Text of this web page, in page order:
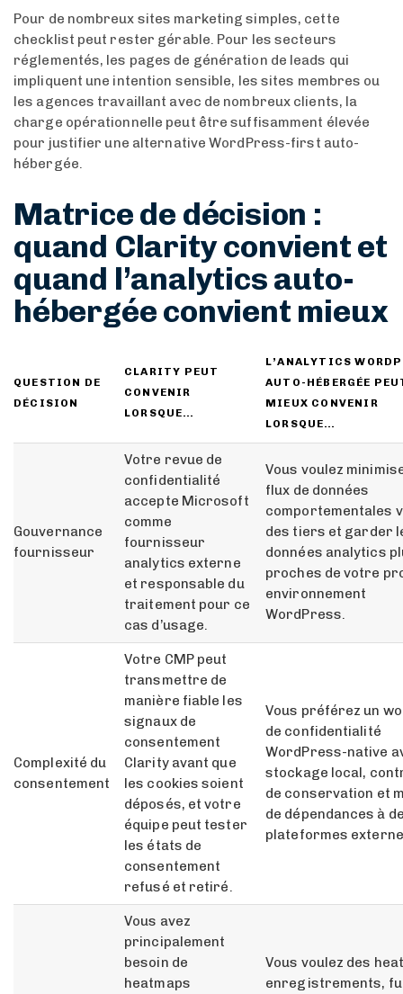
Pour de nombreux sites marketing simples, cette
checklist peut rester gérable. Pour les secteurs
réglementés, les pages de génération de leads qui
impliquent une intention sensible, les sites membres ou
les agences travaillant avec de nombreux clients, la
charge opérationnelle peut être suffisamment élevée
pour justifier une alternative WordPress-first auto-
hébergée.
Matrice de décision :
quand Clarity convient et
quand l’analytics auto-
hébergée convient mieux
QUESTION DE
DÉCISION
CLARITY PEUT
CONVENIR
LORSQUE…
L’ANALYTICS
AUTO-HÉBERGÉE
MIEUX CONVENIR
LORSQUE…
Gouvernance
fournisseur
Votre revue de
confidentialité
accepte Microsoft
comme
fournisseur
analytics externe
et responsable du
traitement pour ce
cas d’usage.
Vous voulez
flux de données
comportementales
des tiers et garder
données analytics
proches de votre
environnement
WordPress.
Complexité du
consentement
Votre CMP peut
transmettre de
manière fiable les
signaux de
consentement
Clarity avant que
les cookies soient
déposés, et votre
équipe peut tester
les états de
consentement
refusé et retiré.
Vous préférez un
de confidentialité
WordPress-native
stockage local,
de conservation et
de dépendances à
plateformes
Vous avez
principalement
besoin de
heatmaps
Vous voulez des
enregistrements,